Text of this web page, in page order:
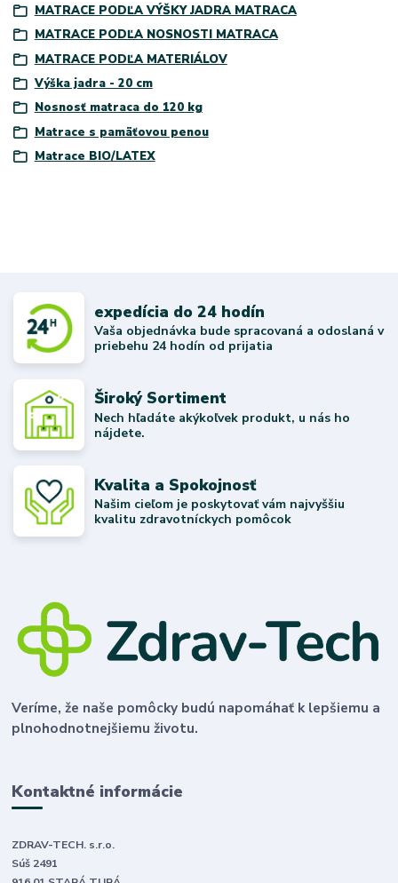
MATRACE PODĽA VÝŠKY JADRA MATRACA
MATRACE PODĽA NOSNOSTI MATRACA
MATRACE PODĽA MATERIÁLOV
Výška jadra - 20 cm
Nosnosť matraca do 120 kg
Matrace s pamäťovou penou
Matrace BIO/LATEX
expedícia do 24 hodín
Vaša objednávka bude spracovaná a odoslaná v
priebehu 24 hodín od prijatia
Široký Sortiment
Nech hľadáte akýkoľvek produkt, u nás ho
nájdete.
Kvalita a Spokojnosť
Našim cieľom je poskytovať vám najvyššiu
kvalitu zdravotníckych pomôcok
Veríme, že naše pomôcky budú napomáhať k lepšiemu a
plnohodnotnejšiemu životu.
Kontaktné informácie
ZDRAV-TECH. s.r.o.
Súš 2491